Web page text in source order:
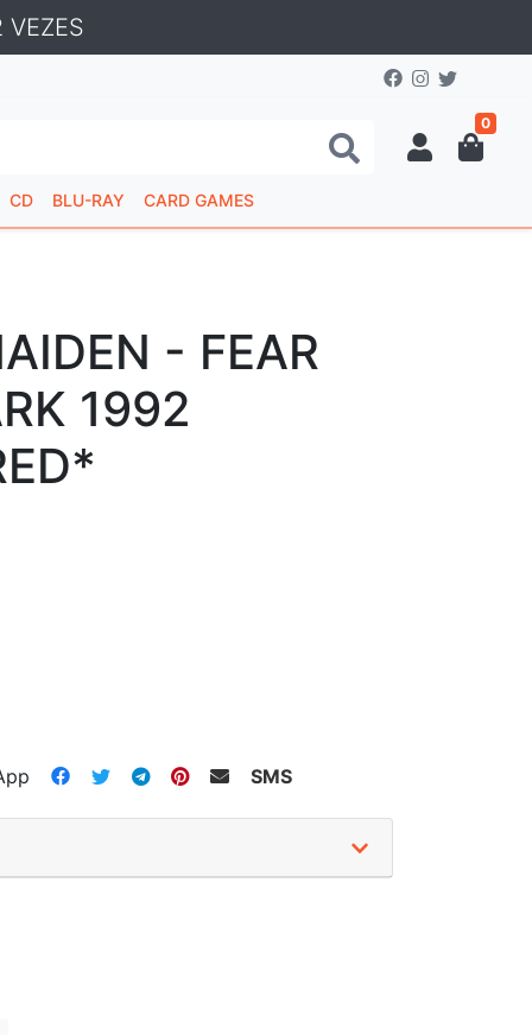
VEZES
0
CD BLU-RAY CARD GAMES
- FEAR
1992
SMS